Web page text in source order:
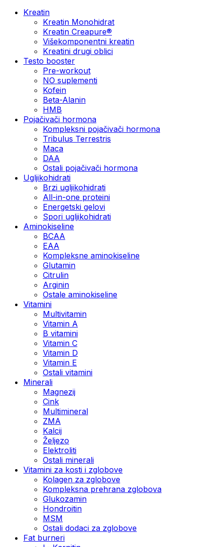
Kreatin
Kreatin Monohidrat
Kreatin Creapure®
Višekomponentni kreatin
Kreatini drugi oblici
Testo booster
Pre-workout
NO suplementi
Kofein
Beta-Alanin
HMB
Pojačivači hormona
Kompleksni pojačivači hormona
Tribulus Terrestris
Maca
DAA
Ostali pojačivači hormona
Ugljikohidrati
Brzi ugljikohidrati
All-in-one proteini
Energetski gelovi
Spori ugljikohidrati
Aminokiseline
BCAA
EAA
Kompleksne aminokiseline
Glutamin
Citrulin
Arginin
Ostale aminokiseline
Vitamini
Multivitamin
Vitamin A
B vitamini
Vitamin C
Vitamin D
Vitamin E
Ostali vitamini
Minerali
Magnezij
Cink
Multimineral
ZMA
Kalcij
Željezo
Elektroliti
Ostali minerali
Vitamini za kosti i zglobove
Kolagen za zglobove
Kompleksna prehrana zglobova
Glukozamin
Hondroitin
MSM
Ostali dodaci za zglobove
Fat burneri